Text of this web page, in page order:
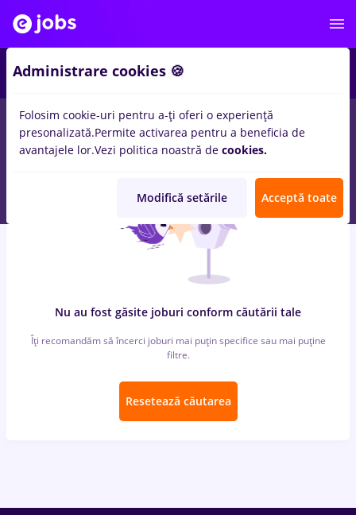
locuri de muncazidariinStrainatate pentruEntry-Level (< 2
ani) inBanci, IT / Telecom
Nu au fost găsite joburi conform căutării tale
Îți recomandăm să încerci joburi mai puțin specifice sau mai puține
filtre.
Resetează căutarea
Administrare cookies 🍪
Folosim cookie-uri pentru a-ți oferi o experiență
presonalizată.Permite activarea pentru a beneficia de
avantajele lor.Vezi politica noastră de cookies.
Modifică setările Acceptă toate